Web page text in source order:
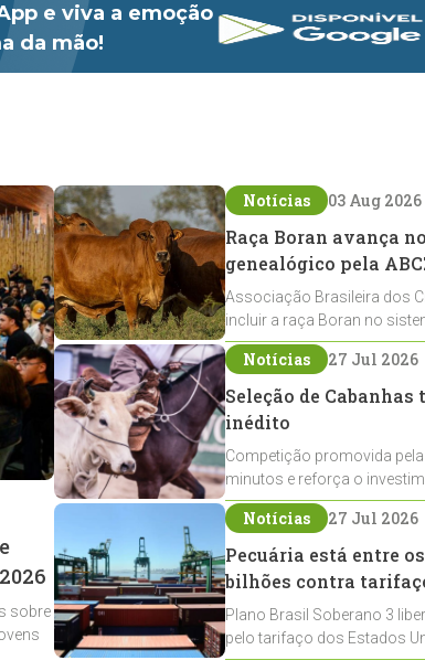
e viva a emoção
da mão!
sobre
Notícias 03 Aug 2026
Raça Boran avança
genealógico pela
Associação Brasileira dos
incluir a raça Boran no
expansão na pecuária
Notícias 27 Jul 2026
Seleção de
inédito
Competição promovida
minutos e reforça o
Crioulos voltados ao laço
Notícias 27 Jul 2026
Pecuária está entre
bilhões contra
Plano Brasil Soberano 3
pelo tarifaço dos Estados
contemplados